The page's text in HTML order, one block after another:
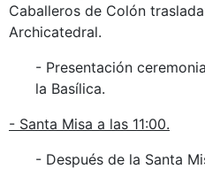
Caballeros de Colón
Archicatedral.
- Presentación
la Basílica.
- Santa Misa a las 11:00.
- Después de la Santa